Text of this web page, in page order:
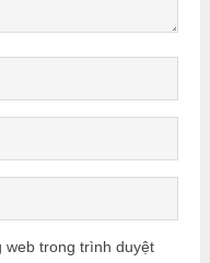
web trong trình duyệt